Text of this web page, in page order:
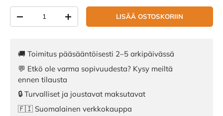
VÄHENNÄ MÄÄRÄÄLISÄÄ MÄÄRÄÄLISÄÄ OSTOSKORIIN
🚚 Toimitus pääsääntöisesti 2–5 arkipäivässä
💬 Etkö ole varma sopivuudesta? Kysy meiltä
ennen tilausta
🔒 Turvalliset ja joustavat maksutavat
🇫🇮 Suomalainen verkkokauppa